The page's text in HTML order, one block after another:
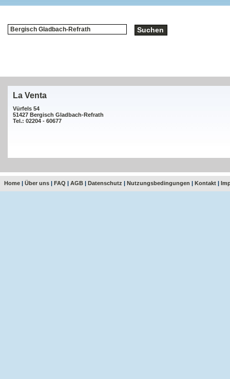
La Venta
Vürfels 54
51427 Bergisch Gladbach-Refrath
Tel.: 02204 - 60677
Home | Über uns | FAQ | AGB | Datenschutz | Nutzungsbedingungen | Kontakt |